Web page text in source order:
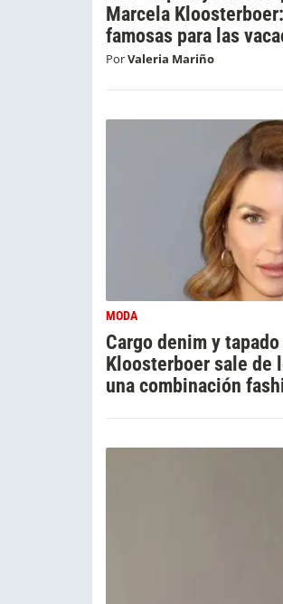
Marcela
famosas para las
PorValeria Mariño
MODA
Cargo denim y
Kloosterboer sale de
una combinación